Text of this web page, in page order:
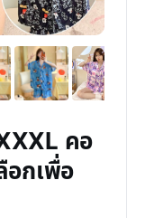
คอ
กเพื่อ